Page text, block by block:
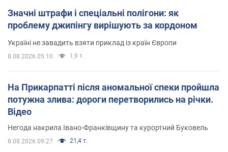
Значні штрафи і спеціальні полігони: як
проблему джипінгу вирішують за кордоном
Україні не завадить взяти приклад із країн Європи
8.08.2026 05:10 1,9 т.
На Прикарпатті після аномальної спеки пройшла
потужна злива: дороги перетворились на річки.
Відео
Негода накрила Івано-Франківщину та курортний Буковель
8.08.2026 09:27 21,4 т.